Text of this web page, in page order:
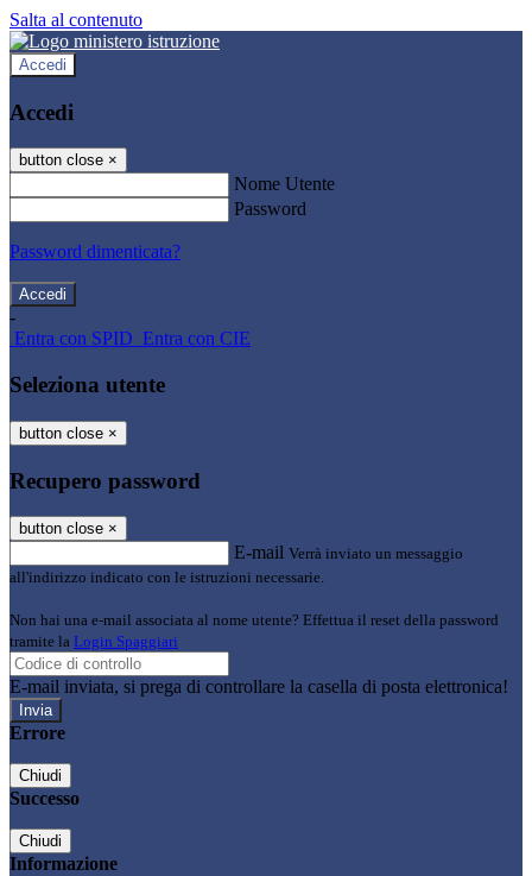
Salta al contenuto
Accedi
Accedi
button close ×
Nome Utente
Password
Password dimenticata?
-
Entra con SPID Entra con CIE
Seleziona utente
button close ×
Recupero password
button close ×
E-mail Verrà inviato un messaggio
all'indirizzo indicato con le istruzioni necessarie.
Non hai una e-mail associata al nome utente? Effettua il reset della password
tramite la Login Spaggiari
E-mail inviata, si prega di controllare la casella di posta elettronica!
Errore
Chiudi
Successo
Chiudi
Informazione